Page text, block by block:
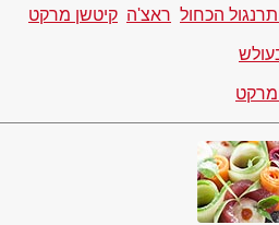
הכחול ראצ'ה קיטשן מרקט